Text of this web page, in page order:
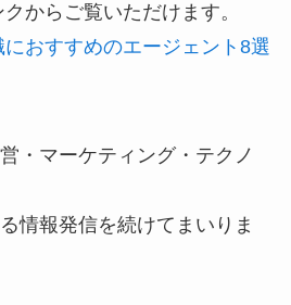
からご覧いただけます。
おすすめのエージェント8選
・マーケティング・テクノ
情報発信を続けてまいりま